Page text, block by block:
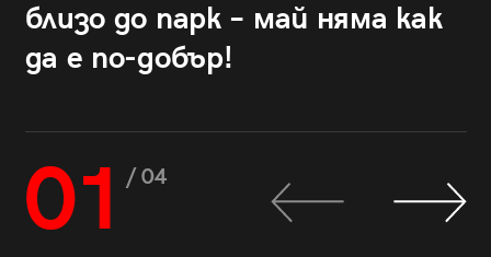
близо до парк – май няма как
да е по-добър!
01 / 04